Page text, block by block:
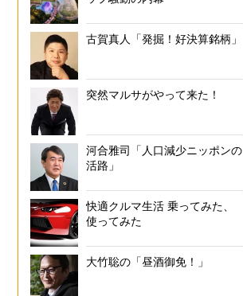
古賀真人「発掘！好決算銘柄」
突然マルサがやって来た！
河合雅司「人口減少ニッポンの
活路」
快適クルマ生活 乗ってみた、
使ってみた
大竹聡の「昼酒御免！」